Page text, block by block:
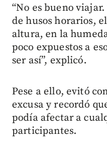
“No es bueno
de husos horarios,
altura, en la
poco expuestos a
ser así”, explicó.
Pese a ello, evitó
excusa y recordó
podía afectar a
participantes.